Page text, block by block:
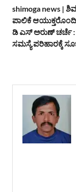
shimoga news |
ಪಾಲಿಕೆ
ಡಿ ಎಸ್ ಅರುಣ್ ಚರ್ಚೆ :
ಸಮಸ್ಯೆ ಪರಿಹಾರಕ್ಕೆ